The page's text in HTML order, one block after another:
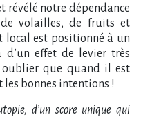
notre dépendance
volailles, de fruits et
local est positionné à un
effet de levier très
que quand il est
les bonnes intentions !
d’un score unique qui